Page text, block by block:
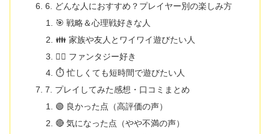
6. どんな人におすすめ？プレイヤー別の楽しみ方
🎯 戦略＆心理戦好きな人
👪 家族や友人とワイワイ遊びたい人
🧙‍♂️ ファンタジー好き
⏱ 忙しくても短時間で遊びたい人
7. プレイしてみた感想・口コミまとめ
🟢 良かった点（高評価の声）
🔴 気になった点（やや不満の声）